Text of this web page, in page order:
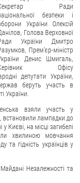
Ради
безпеки і
України Олексій
Голова Верховної
України Дмитро
Прем’єр-міністр
Денис Шмигаль,
Офісу
депутати України,
беруть участь в
України.
взяли участь у
встановили лампадки до
Києві, на місці загибелі
хвилиною мовчання
та гідність українців у
Незалежності та